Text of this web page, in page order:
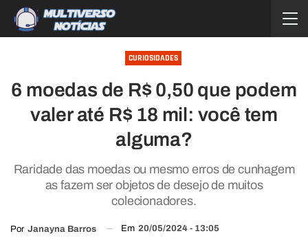
CURIOSIDADES
6 moedas de R$ 0,50 que podem
valer até R$ 18 mil: você tem
alguma?
Raridade das moedas ou mesmo erros de cunhagem
as fazem ser objetos de desejo de muitos
colecionadores.
Por Janayna Barros Em 20/05/2024 - 13:05